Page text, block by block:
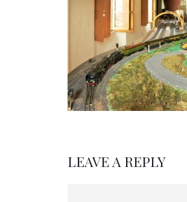
LEAVE A REPLY